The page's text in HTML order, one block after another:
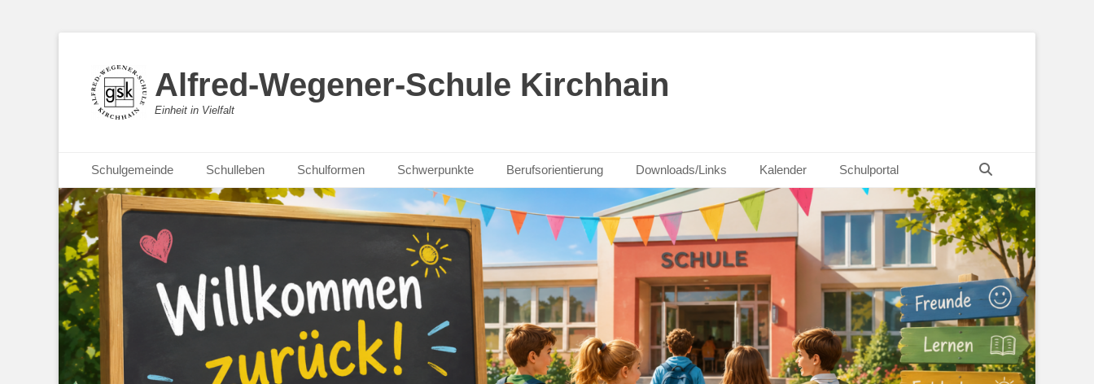
Alfred-Wegener-Schule Kirchhain
Einheit in Vielfalt
Primäres Menü
Inhalt
springen
Schulgemeinde Schulleben Schulformen Schwerpunkte Berufsorientierung Downloads/Links Kalender Schulportal